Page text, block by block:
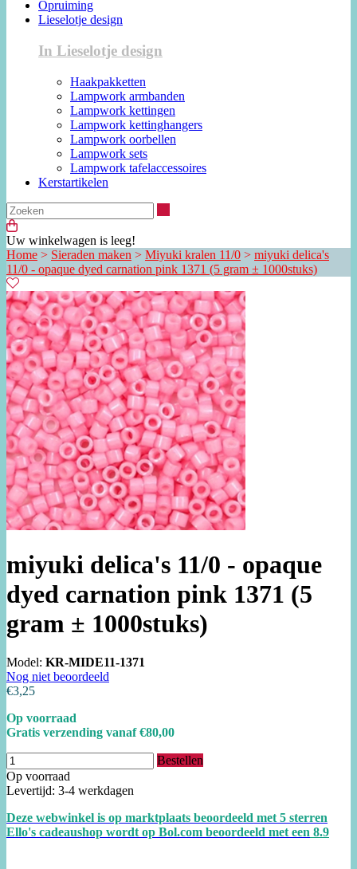
Opruiming
Lieselotje design
In Lieselotje design
Haakpakketten
Lampwork armbanden
Lampwork kettingen
Lampwork kettinghangers
Lampwork oorbellen
Lampwork sets
Lampwork tafelaccessoires
Kerstartikelen
Uw winkelwagen is leeg!
Home > Sieraden maken > Miyuki kralen 11/0 > miyuki delica's
11/0 - opaque dyed carnation pink 1371 (5 gram ± 1000stuks)
miyuki delica's 11/0 - opaque
dyed carnation pink 1371 (5
gram ± 1000stuks)
Model: KR-MIDE11-1371
Nog niet beoordeeld
€3,25
Op voorraad
Gratis verzending vanaf €80,00
Bestellen
Op voorraad
Levertijd: 3-4 werkdagen
Deze webwinkel is op marktplaats beoordeeld met 5 sterren
Ello's cadeaushop wordt op Bol.com beoordeeld met een 8.9